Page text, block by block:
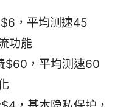
，平均测速45
功能
$60，平均测速60